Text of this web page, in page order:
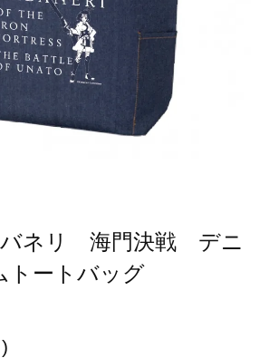
バネリ 海門決戦 デニ
トートバッグ